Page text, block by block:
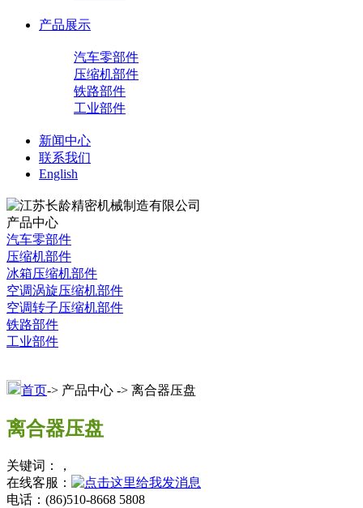
产品展示
汽车零部件
压缩机部件
铁路部件
工业部件
新闻中心
联系我们
English
产品中心
汽车零部件
压缩机部件
冰箱压缩机部件
空调涡旋压缩机部件
空调转子压缩机部件
铁路部件
工业部件
首页-> 产品中心 -> 离合器压盘
离合器压盘
关键词：，
在线客服：
电话：(86)510-8668 5808